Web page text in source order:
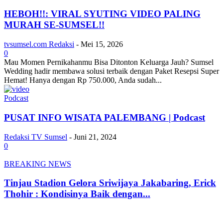
HEBOH!!: VIRAL SYUTING VIDEO PALING
MURAH SE-SUMSEL!!
tvsumsel.com Redaksi - Mei 15, 2026
0
Mau Momen Pernikahanmu Bisa Ditonton Keluarga Jauh? Sumsel
Wedding hadir membawa solusi terbaik dengan Paket Resepsi Super
Hemat! Hanya dengan Rp 750.000, Anda sudah...
Podcast
PUSAT INFO WISATA PALEMBANG | Podcast
Redaksi TV Sumsel - Juni 21, 2024
0
BREAKING NEWS
Tinjau Stadion Gelora Sriwijaya Jakabaring, Erick
Thohir : Kondisinya Baik dengan...